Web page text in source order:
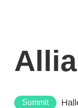
Summit